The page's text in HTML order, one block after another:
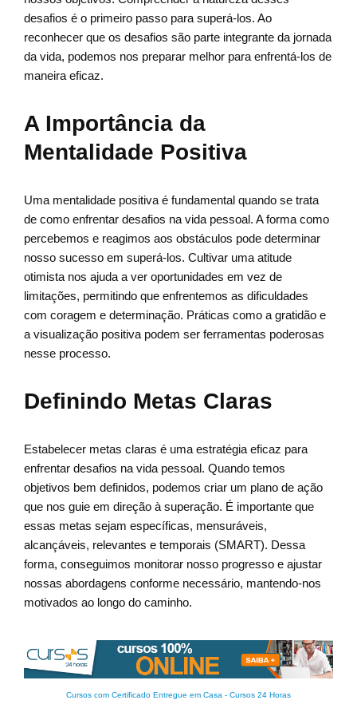
desafios é o primeiro passo para superá-los. Ao
reconhecer que os desafios são parte integrante da jornada
da vida, podemos nos preparar melhor para enfrentá-los de
maneira eficaz.
A Importância da
Mentalidade Positiva
Uma mentalidade positiva é fundamental quando se trata
de como enfrentar desafios na vida pessoal. A forma como
percebemos e reagimos aos obstáculos pode determinar
nosso sucesso em superá-los. Cultivar uma atitude
otimista nos ajuda a ver oportunidades em vez de
limitações, permitindo que enfrentemos as dificuldades
com coragem e determinação. Práticas como a gratidão e
a visualização positiva podem ser ferramentas poderosas
nesse processo.
Definindo Metas Claras
Estabelecer metas claras é uma estratégia eficaz para
enfrentar desafios na vida pessoal. Quando temos
objetivos bem definidos, podemos criar um plano de ação
que nos guie em direção à superação. É importante que
essas metas sejam específicas, mensuráveis,
alcançáveis, relevantes e temporais (SMART). Dessa
forma, conseguimos monitorar nosso progresso e ajustar
nossas abordagens conforme necessário, mantendo-nos
motivados ao longo do caminho.
Cursos com Certificado Entregue em Casa - Cursos 24 Horas